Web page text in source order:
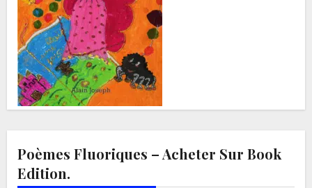
Poèmes Fluoriques – Acheter Sur Book
Edition.